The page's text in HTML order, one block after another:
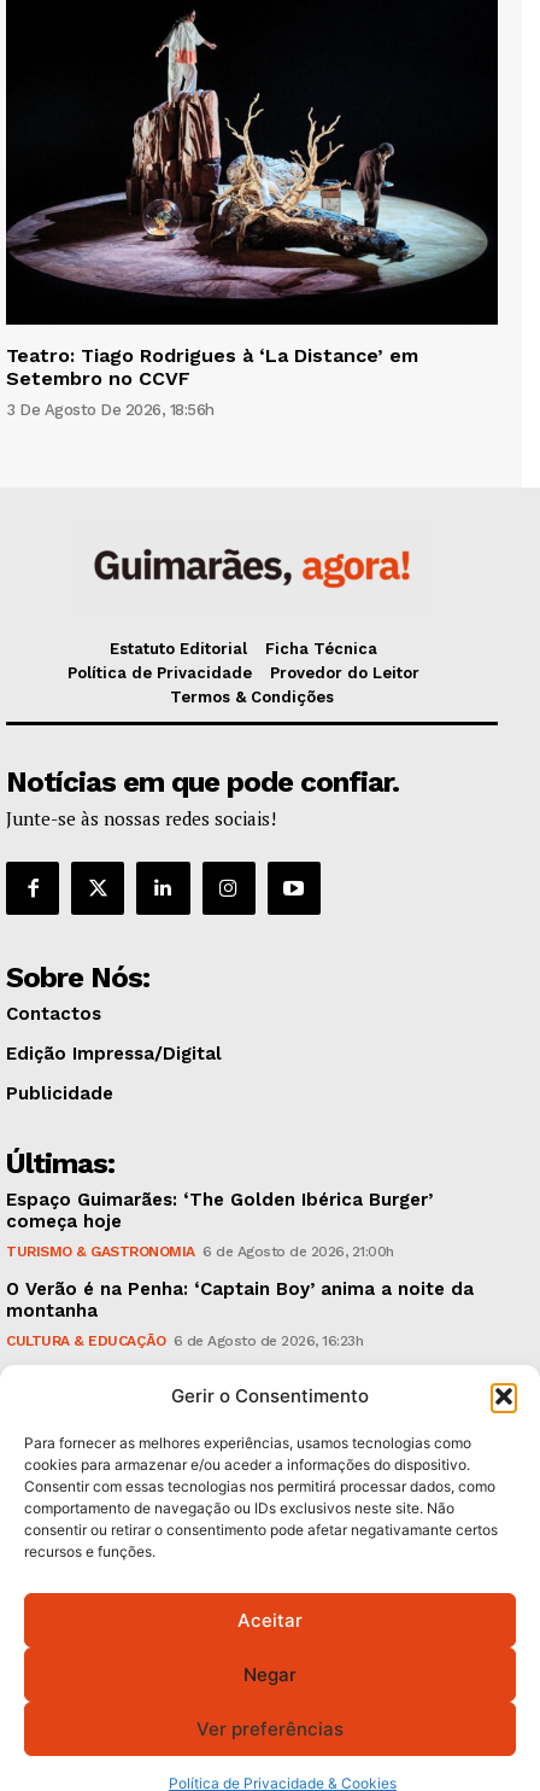
Gerir o Consentimento
Para fornecer as melhores experiências, usamos tecnologias como
cookies para armazenar e/ou aceder a informações do dispositivo.
Consentir com essas tecnologias nos permitirá processar dados, como
comportamento de navegação ou IDs exclusivos neste site. Não
consentir ou retirar o consentimento pode afetar negativamante certos
recursos e funções.
Aceitar
Negar
Ver preferências
Política de Privacidade & Cookies
Teatro: Tiago Rodrigues à ‘La Distance’ em
Setembro no CCVF
3 De Agosto De 2026, 18:56h
Estatuto Editorial
Ficha Técnica
Política de Privacidade
Provedor do Leitor
Termos & Condições
Notícias em que pode confiar.
Junte-se às nossas redes sociais!
Sobre Nós:
Contactos
Edição Impressa/Digital
Publicidade
Últimas:
Espaço Guimarães: ‘The Golden Ibérica Burger’
começa hoje
TURISMO & GASTRONOMIA 6 de Agosto de 2026, 21:00h
O Verão é na Penha: ‘Captain Boy’ anima a noite da
montanha
CULTURA & EDUCAÇÃO 6 de Agosto de 2026, 16:23h
em causa”, garante Ricardo Araújo
Subscreva Newsletter:
QUERO ADERIR
Política de Privacidade
© 2026 GA! Todos os direitos reservados.